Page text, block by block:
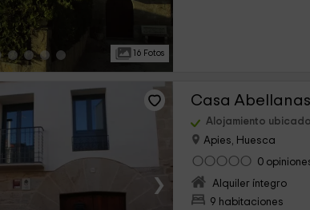
16 Fotos
›
Casa Abellanas
Alojamiento
Apies, Huesca
0
Alquiler íntegro
9 habitaciones